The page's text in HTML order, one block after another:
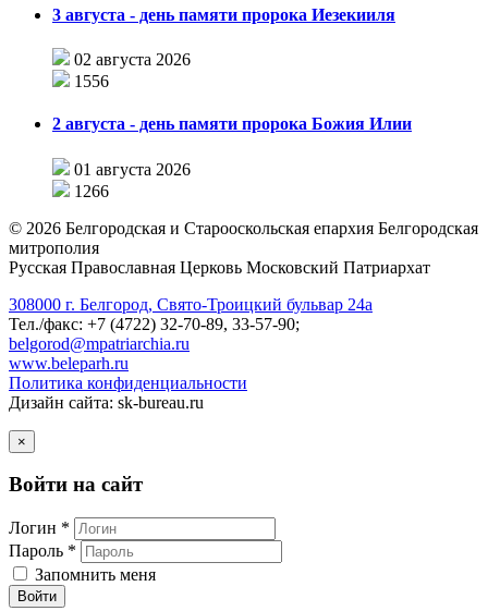
3 августа - день памяти пророка Иезекииля
02 августа 2026
1556
2 августа - день памяти пророка Божия Илии
01 августа 2026
1266
© 2026 Белгородская и Старооскольская епархия Белгородская
митрополия
Русская Православная Церковь Московский Патриархат
308000 г. Белгород, Свято-Троицкий бульвар 24а
Тел./факс: +7 (4722) 32-70-89, 33-57-90;
belgorod@mpatriarchia.ru
www.beleparh.ru
Политика конфиденциальности
Дизайн сайта: sk-bureau.ru
×
Войти на сайт
Логин *
Пароль *
Запомнить меня
Войти